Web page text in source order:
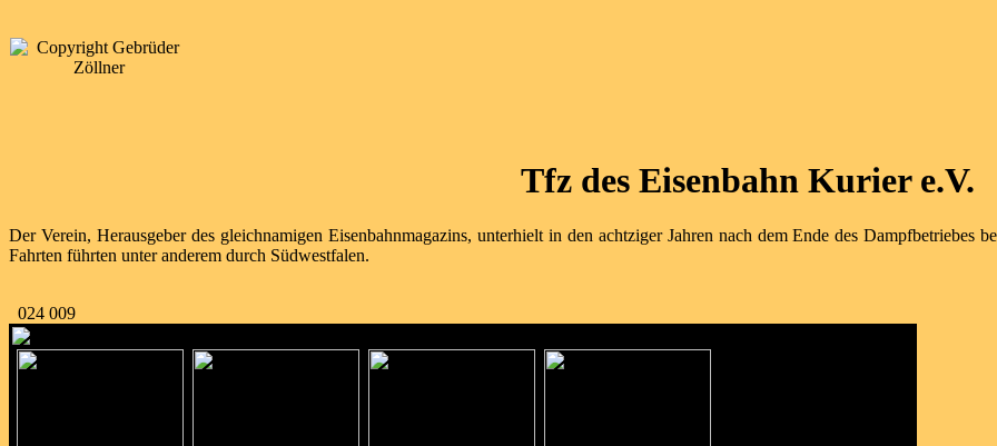
Tfz des Eisenbahn Kurier e.V.
Der Verein, Herausgeber des gleichnamigen Eisenbahnmagazins, unterhielt in den achtziger Jahren nach dem Ende des
Fahrten führten unter anderem durch Südwestfalen.
024 009